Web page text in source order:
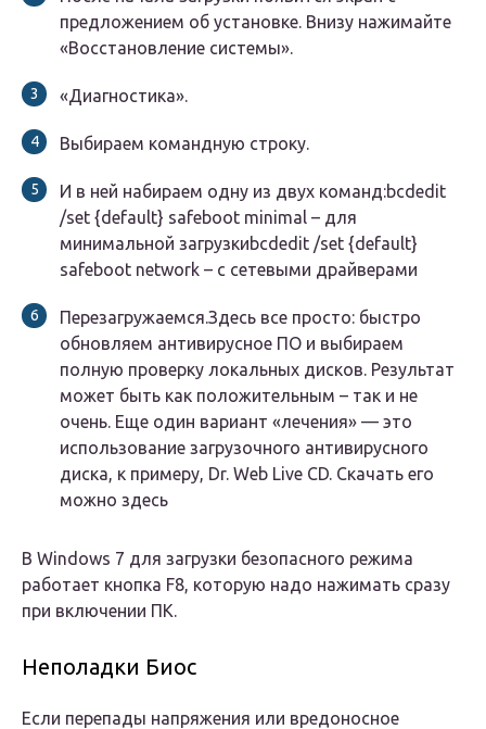
предложением об установке. Внизу нажимайте
«Восстановление системы».
«Диагностика».
Выбираем командную строку.
И в ней набираем одну из двух команд:bcdedit
/set {default} safeboot minimal – для
минимальной загрузкиbcdedit /set {default}
safeboot network – с сетевыми драйверами
Перезагружаемся.Здесь все просто: быстро
обновляем антивирусное ПО и выбираем
полную проверку локальных дисков. Результат
может быть как положительным – так и не
очень. Еще один вариант «лечения» — это
использование загрузочного антивирусного
диска, к примеру, Dr. Web Live CD. Скачать его
можно здесь
В Windows 7 для загрузки безопасного режима
работает кнопка F8, которую надо нажимать сразу
при включении ПК.
Неполадки Биос
Если перепады напряжения или вредоносное